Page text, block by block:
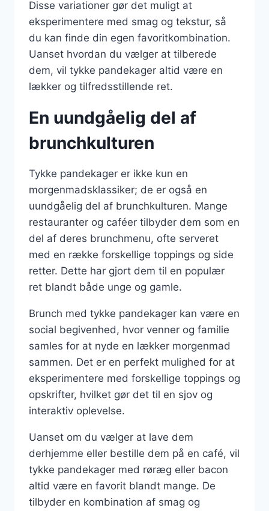
Disse variationer gør det muligt at
eksperimentere med smag og tekstur, så
du kan finde din egen favoritkombination.
Uanset hvordan du vælger at tilberede
dem, vil tykke pandekager altid være en
lækker og tilfredsstillende ret.
En uundgåelig del af
brunchkulturen
Tykke pandekager er ikke kun en
morgenmadsklassiker; de er også en
uundgåelig del af brunchkulturen. Mange
restauranter og caféer tilbyder dem som en
del af deres brunchmenu, ofte serveret
med en række forskellige toppings og side
retter. Dette har gjort dem til en populær
ret blandt både unge og gamle.
Brunch med tykke pandekager kan være en
social begivenhed, hvor venner og familie
samles for at nyde en lækker morgenmad
sammen. Det er en perfekt mulighed for at
eksperimentere med forskellige toppings og
opskrifter, hvilket gør det til en sjov og
interaktiv oplevelse.
Uanset om du vælger at lave dem
derhjemme eller bestille dem på en café, vil
tykke pandekager med røræg eller bacon
altid være en favorit blandt mange. De
tilbyder en kombination af smag og